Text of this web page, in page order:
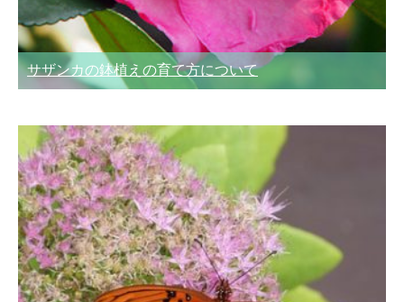
サザンカの鉢植えの育て方について